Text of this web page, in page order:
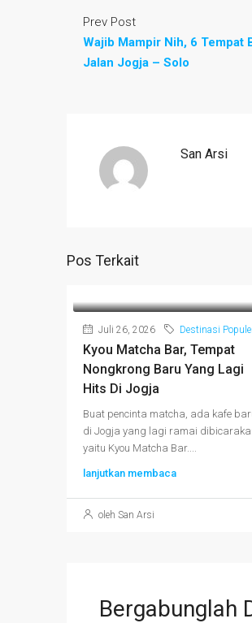
Prev Post
Wajib Mampir Nih, 6 Tempat
Jalan Jogja – Solo
San Arsi
Pos Terkait
Juli 26, 2026 Destinasi
Kyou Matcha Bar, Tempat
Nongkrong Baru Yang Lagi
Hits Di Jogja
Buat pencinta matcha, ada kafe
di Jogja yang lagi ramai
yaitu Kyou Matcha Bar....
lanjutkan membaca
oleh San Arsi
Bergabunglah